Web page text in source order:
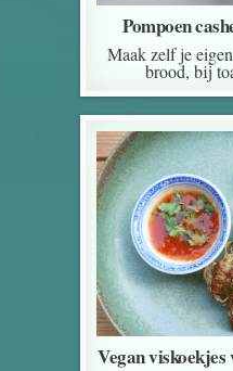
Pompoen
Maak zelf je
brood, bij
Vegan viskoekjes